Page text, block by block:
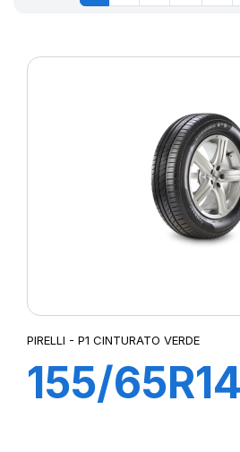
PIRELLI - P1 CINTURATO VERDE
155/